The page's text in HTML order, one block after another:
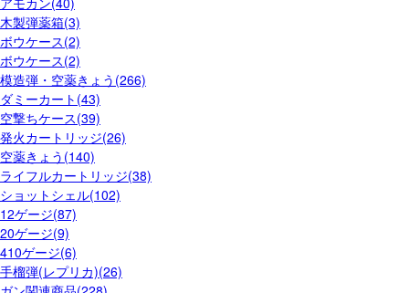
木製弾薬箱(3)
ボウケース(2)
ボウケース(2)
模造弾・空薬きょう(266)
ダミーカート(43)
空撃ちケース(39)
発火カートリッジ(26)
空薬きょう(140)
ライフルカートリッジ(38)
ショットシェル(102)
12ゲージ(87)
20ゲージ(9)
410ゲージ(6)
手榴弾(レプリカ)(26)